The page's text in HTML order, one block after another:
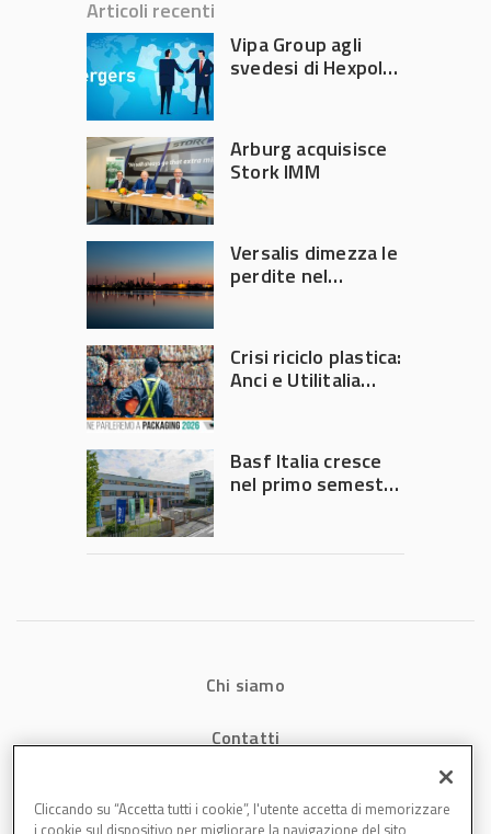
Articoli recenti
Vipa Group agli
svedesi di Hexpol
Arburg acquisisce
Stork IMM
Versalis dimezza le
perdite nel
Crisi riciclo plastica:
Anci e Utilitalia
Governo
Basf Italia cresce
nel primo semestre
Chi siamo
Contatti
Cliccando su “Accetta tutti i cookie”, l'utente accetta di memorizzare
i cookie sul dispositivo per migliorare la navigazione del sito,